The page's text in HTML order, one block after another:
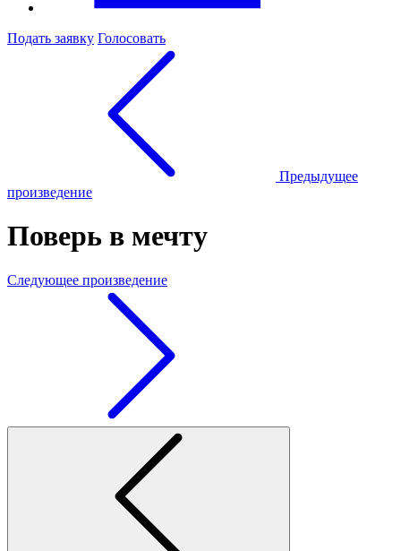
Подать заявку Голосовать
Предыдущее
произведение
Поверь в мечту
Следующее произведение